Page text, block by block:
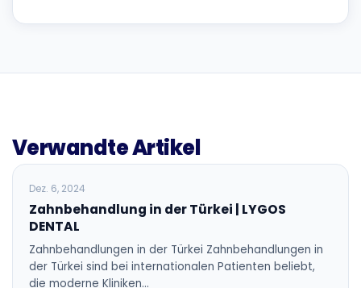
Verwandte Artikel
BLOG
Dez. 6, 2024
Zahnbehandlung in der Türkei | LYGOS
DENTAL
Zahnbehandlungen in der Türkei Zahnbehandlungen in
der Türkei sind bei internationalen Patienten beliebt,
die moderne Kliniken…